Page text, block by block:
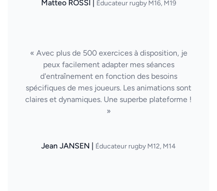
Matteo ROSSI | Éducateur rugby M16, M19
« Avec plus de 500 exercices à disposition, je
peux facilement adapter mes séances
d'entraînement en fonction des besoins
spécifiques de mes joueurs. Les animations sont
claires et dynamiques. Une superbe plateforme !
»
Jean JANSEN | Éducateur rugby M12, M14